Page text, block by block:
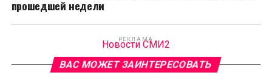
прошедшей недели
РЕКЛАМА
Новости СМИ2
ВАС МОЖЕТ ЗАИНТЕРЕСОВАТЬ